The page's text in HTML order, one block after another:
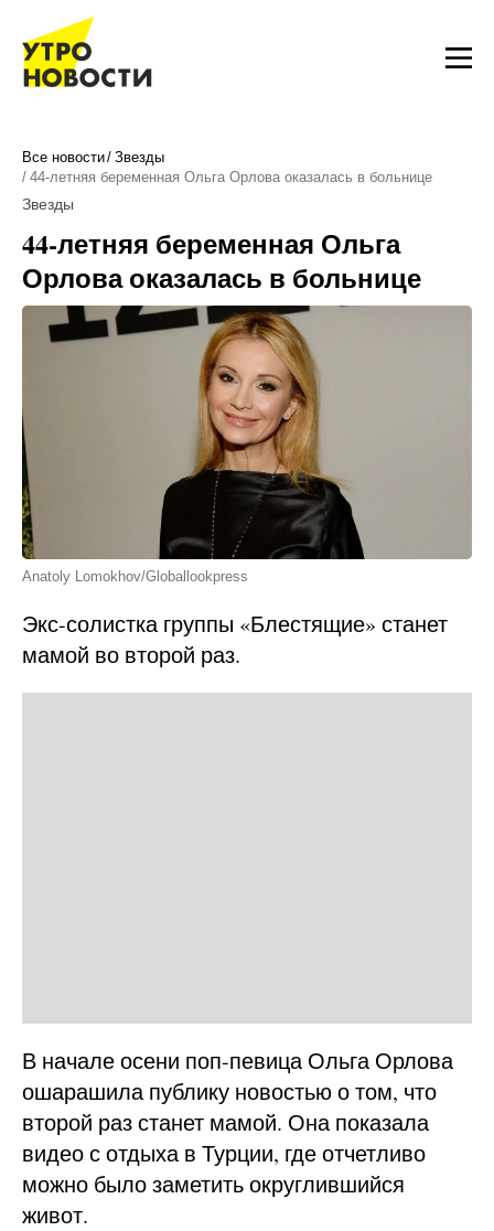
Все новости Звезды
44-летняя беременная Ольга Орлова оказалась в больнице
Звезды
44-летняя беременная Ольга
Орлова оказалась в больнице
Anatoly Lomokhov/Globallookpress
Экс-солистка группы «Блестящие» станет
мамой во второй раз.
В начале осени поп-певица Ольга Орлова
ошарашила публику новостью о том, что
второй раз станет мамой. Она показала
видео с отдыха в Турции, где отчетливо
можно было заметить округлившийся
живот.